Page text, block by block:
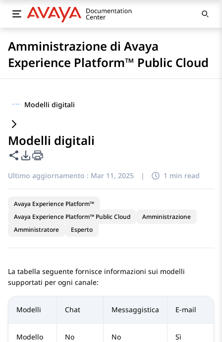
Amministrazione di Avaya
Experience Platform™ Public Cloud
··· Modelli digitali
Modelli digitali
Condividi questa pagina
Opzioni di esportazione PDF
Ultimo aggiornamento : Mar 11, 2025 | 1 min read
Avaya Experience Platform™
Avaya Experience Platform™ Public Cloud
Amministrazione
Amministratore
Esperto
La tabella seguente fornisce informazioni sui modelli
supportati per ogni canale:
Modelli Chat Messaggistica E-mail
Modello
No No Sì